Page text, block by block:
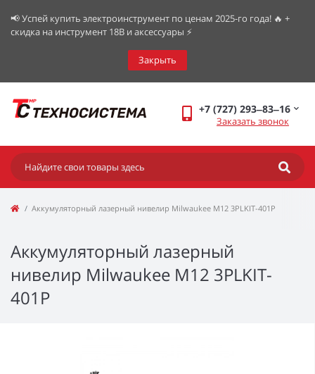
📢 Успей купить электроинструмент по ценам 2025-го года! 🔥 +
скидка на инструмент 18В и аксессуары ⚡️
Закрыть
+7 (727) 293‒83‒16
Заказать звонок
Аккумуляторный лазерный нивелир Milwaukee M12 3PLKIT-401P
Аккумуляторный лазерный
нивелир Milwaukee M12 3PLKIT-
401P